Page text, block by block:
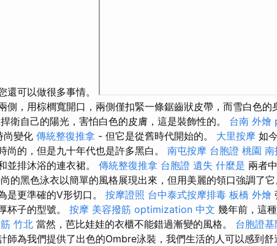
還可以做很多事情。
側，用棕櫚寬開口，兩側僅扣緊一條鋸齒狀皮帶，而雪白色的
衛自己的陽光，害怕白色的皮膚，這是裝飾性的。 台南 外燴
尚變化 傳統整復推拿 - 但它是從舊時代開始的。 大里按摩 如
尚的，但是九十年代也是許多黑白。 南屯按摩 台胞證 桃園 南
並排沐浴的連衣裙。 傳統整復推拿 台胞證 遺失 什麼是 兩者
的黑色泳衣以簡單的風格展現出來，但用美麗的領口強調了它
是更準確的V形切口。 按摩證照 台中泰式按摩排毒 板橋 外燴
杯子的型號。 按摩 美容撥筋 optimization 中文 幾年前，這
竹北 當然，芭比娃娃的衣櫃不能錯過漸變的風格。 台胞證基
師為我們提供了出色的Ombre泳裝，我們生活的人可以感到